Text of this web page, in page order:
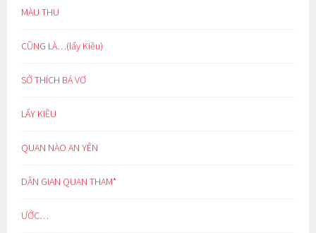
MÀU THU
CŨNG LÀ…(lẩy Kiều)
SỞ THÍCH BÁ VƠ
LẨY KIỀU
QUAN NÀO AN YÊN
DÂN GIAN QUAN THAM*
ƯỚC…